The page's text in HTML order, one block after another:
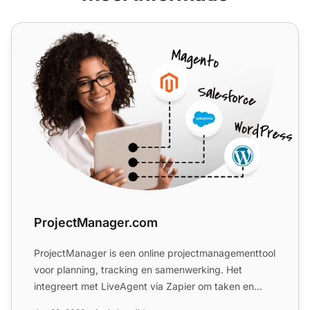
ProjectManager.com
ProjectManager.com
ProjectManager is een online projectmanagementtool
voor planning, tracking en samenwerking. Het
integreert met LiveAgent via Zapier om taken en